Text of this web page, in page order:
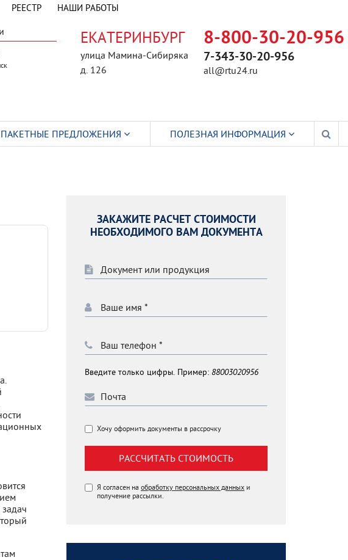
РЕЕСТР НАШИ РАБОТЫ
ЕКАТЕРИНБУРГ
улица Мамина-Сибиряка
д. 126
8-800-30-20-956
7-343-30-20-956
all@rtu24.ru
ЗАКАЖИТЕ РАСЧЕТ СТОИМОСТИ
НЕОБХОДИМОГО ВАМ ДОКУМЕНТА
Введите только цифры. Пример: 88003020956
Хочу оформить документы в рассрочку
РАССЧИТАТЬ СТОИМОСТЬ
Я согласен на обработку персональных данных и
получение рассылки.
ПАКЕТНЫЕ ПРЕДЛОЖЕНИЯ ПОЛЕЗНАЯ ИНФОРМАЦИЯ